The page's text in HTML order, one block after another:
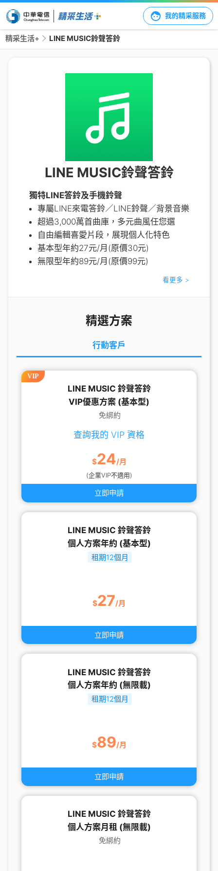
我的精采服務
精采生活+ LINE MUSIC鈴聲答鈴
LINE MUSIC鈴聲答鈴
獨特LINE答鈴及手機鈴聲
專屬LINE來電答鈴／LINE鈴聲／背景音樂
超過3,000萬首曲庫，多元曲風任您選
自由編輯喜愛片段，展現個人化特色
基本型年約27元/月(原價30元)
無限型年約89元/月(原價99元)
看更多 >
精選方案
行動客戶
VIP
LINE MUSIC 鈴聲答鈴
VIP優惠方案 (基本型)
免綁約
查詢我的 VIP 資格
$24/月
(企業VIP不適用)
立即申請
LINE MUSIC 鈴聲答鈴
個人方案年約 (基本型)
租期12個月
$27/月
立即申請
LINE MUSIC 鈴聲答鈴
個人方案年約 (無限載)
租期12個月
$89/月
立即申請
LINE MUSIC 鈴聲答鈴
個人方案月租 (無限載)
免綁約